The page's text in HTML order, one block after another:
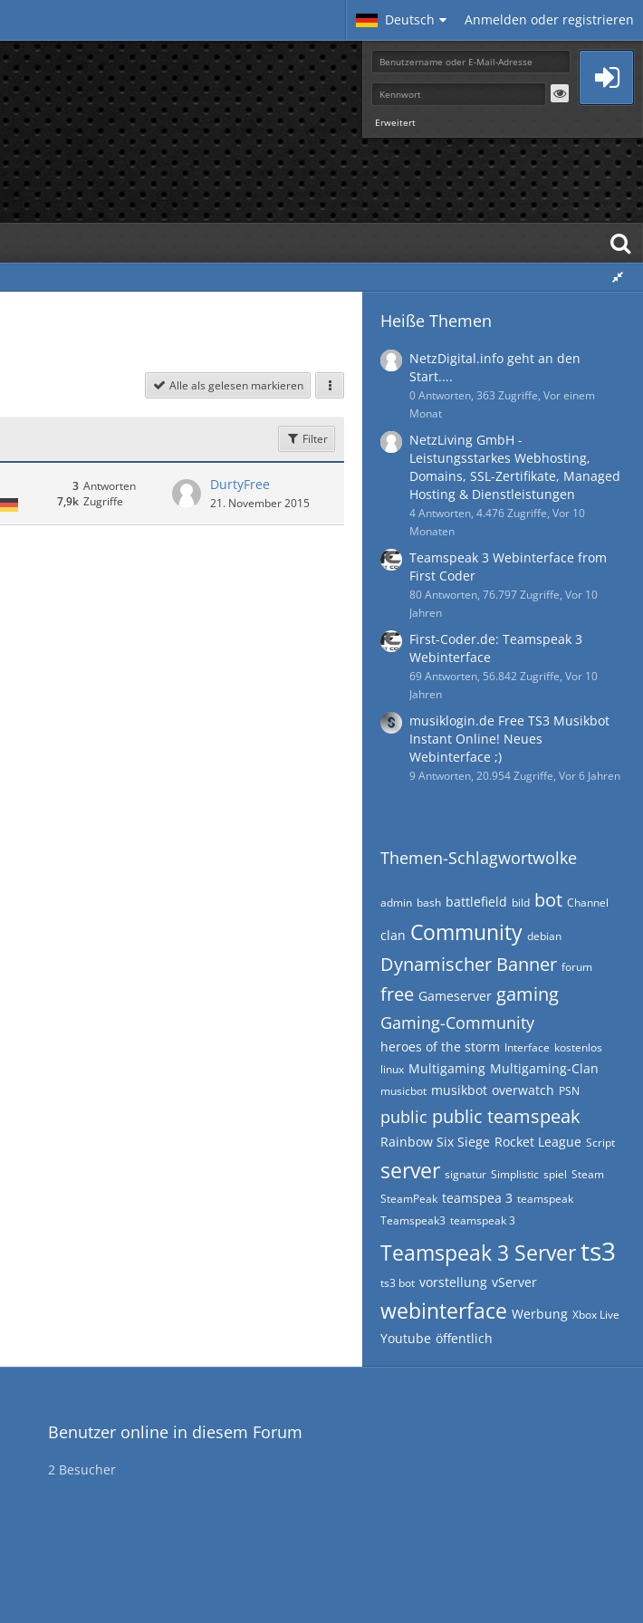
Deutsch Anmelden oder registrieren
Erweitert
Alle als gelesen markieren
Filter
Antworten
3
Zugriffe
7,9k
DurtyFree
21. November 2015
Heiße Themen
NetzDigital.info geht an den
Start....
0 Antworten, 363 Zugriffe, Vor einem
Monat
NetzLiving GmbH -
Leistungsstarkes Webhosting,
Domains, SSL-Zertifikate, Managed
Hosting & Dienstleistungen
4 Antworten, 4.476 Zugriffe, Vor 10
Monaten
Teamspeak 3 Webinterface from
First Coder
80 Antworten, 76.797 Zugriffe, Vor 10
Jahren
First-Coder.de: Teamspeak 3
Webinterface
69 Antworten, 56.842 Zugriffe, Vor 10
Jahren
musiklogin.de Free TS3 Musikbot
Instant Online! Neues
Webinterface ;)
9 Antworten, 20.954 Zugriffe, Vor 6 Jahren
Themen-Schlagwortwolke
admin bash battlefield bild bot Channel
clan Community debian
Dynamischer Banner forum
free Gameserver gaming
Gaming-Community
heroes of the storm Interface kostenlos
linux Multigaming Multigaming-Clan
musicbot musikbot overwatch PSN
public public teamspeak
Rainbow Six Siege Rocket League Script
server signatur Simplistic spiel Steam
SteamPeak teamspea 3 teamspeak
Teamspeak3 teamspeak 3
Teamspeak 3 Serverts3
ts3 bot vorstellung vServer
webinterface Werbung Xbox Live
Youtube öffentlich
Benutzer online in diesem Forum
2 Besucher